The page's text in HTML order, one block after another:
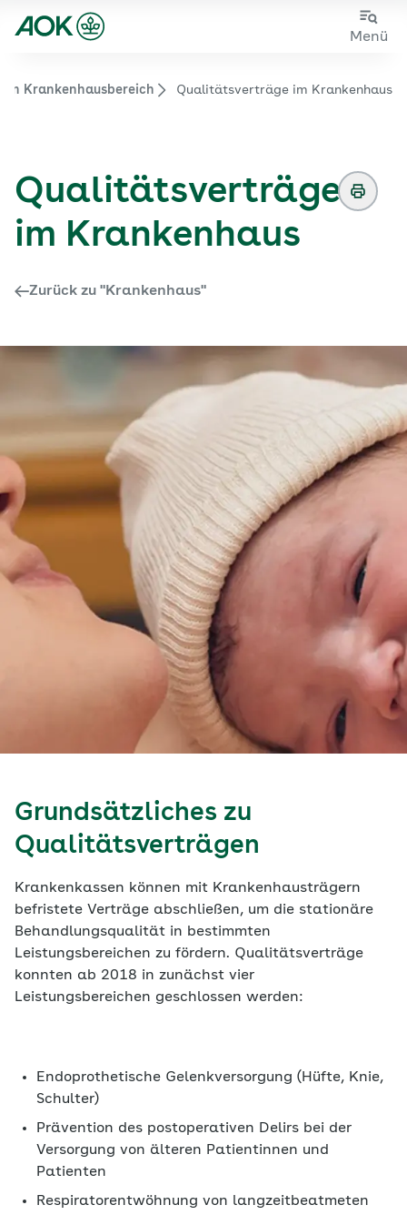
Zum
Zur
Menü
Zur Startseite von der Website aok.de/gp
im Krankenhausbereich Qualitätsverträge im Krankenhaus
Qualitätsverträge
im Krankenhaus
Zurück zu "Krankenhaus"
Grundsätzliches zu
Qualitätsverträgen
Krankenkassen können mit Krankenhausträgern
befristete Verträge abschließen, um die stationäre
Behandlungsqualität in bestimmten
Leistungsbereichen zu fördern. Qualitätsverträge
konnten ab 2018 in zunächst vier
Leistungsbereichen geschlossen werden:
Endoprothetische Gelenkversorgung (Hüfte, Knie,
Schulter)
Prävention des postoperativen Delirs bei der
Versorgung von älteren Patientinnen und
Patienten
Respiratorentwöhnung von langzeitbeatmeten